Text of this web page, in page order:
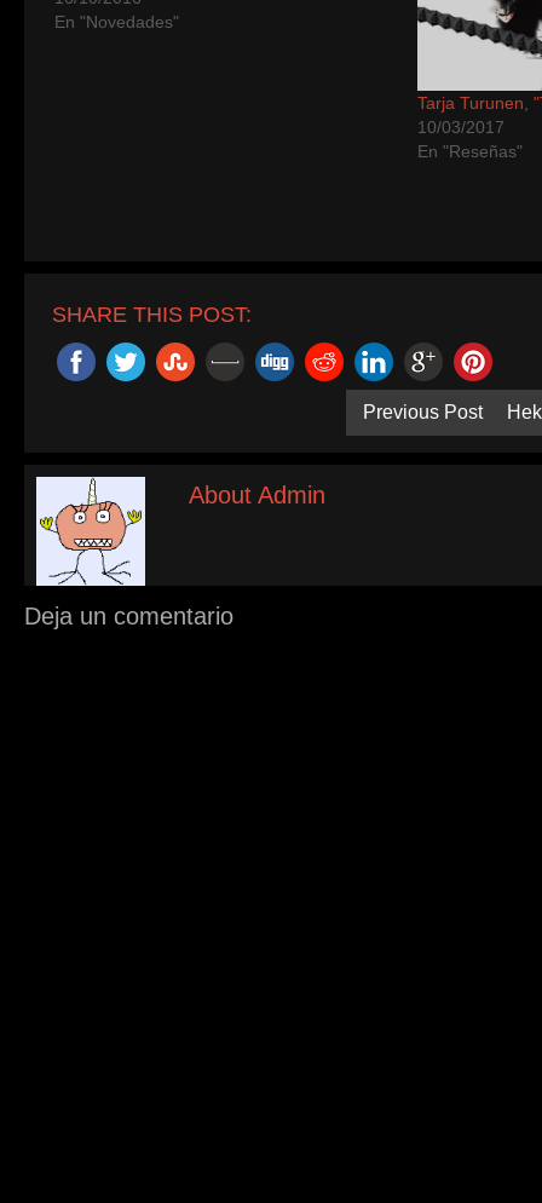
En "Novedades"
Tarja Turunen,
10/03/2017
En "Reseñas"
SHARE THIS POST:
Previous Post
About Admin
Deja un comentario